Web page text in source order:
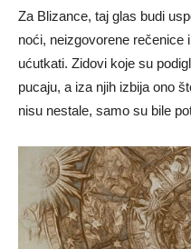
Za Blizance, taj glas budi
noći, neizgovorene rečenice
ućutkati. Zidovi koje su
pucaju, a iza njih izbija ono
nisu nestale, samo su bile